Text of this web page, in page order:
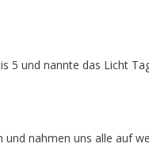
5 und nannte das Licht
und nahmen uns alle auf